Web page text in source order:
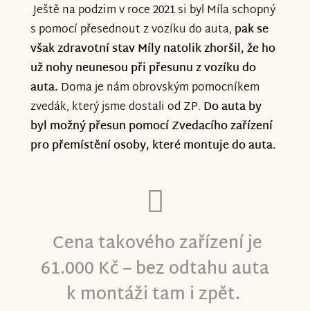
Ještě na podzim v roce 2021 si byl Míla schopný
s pomocí přesednout z vozíku do auta, pak se
však zdravotní stav Míly natolik zhoršil, že ho
už nohy neunesou při přesunu z vozíku do
auta. Doma je nám obrovským pomocníkem
zvedák, který jsme dostali od ZP. Do auta by
byl možný přesun pomocí Zvedacího zařízení
pro přemístění osoby, které montuje do auta.
Cena takového zařízení je
61.000 Kč – bez odtahu auta
k montáži tam i zpět.